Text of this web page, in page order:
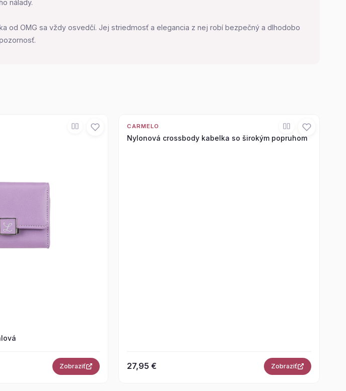
nálady.
od OMG sa vždy osvedčí. Jej striedmosť a elegancia z nej robí bezpečný a dlhodobo
Zobraziť
CARMELO
Nylonová crossbody kabelka so širokým popruhom
27,95 € Zobraziť